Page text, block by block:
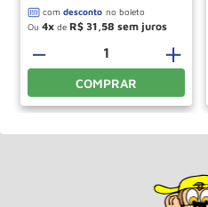
Ou 4 de R$ 31 58
＋
－
COMPRAR